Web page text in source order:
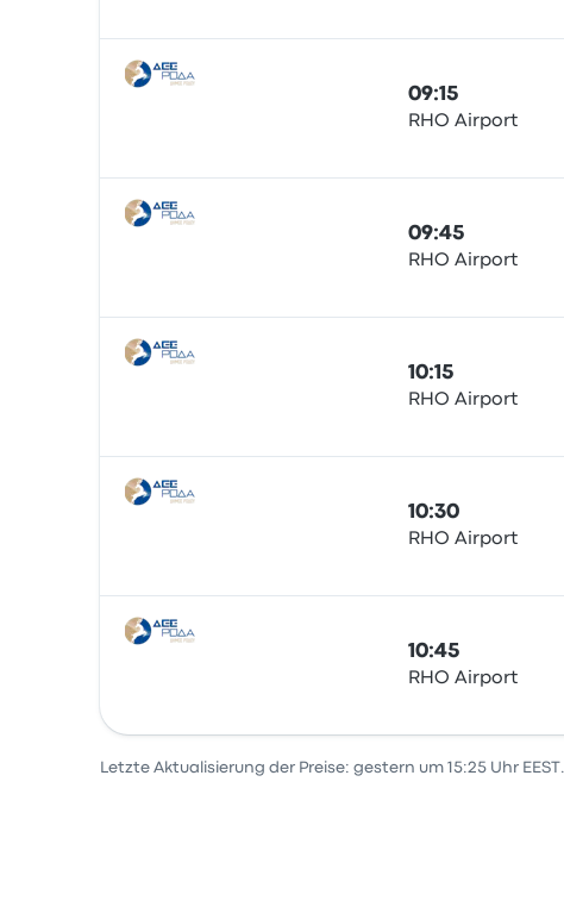
09:15
RHO Airport
09:45
RHO Airport
10:15
RHO Airport
10:30
RHO Airport
10:45
RHO Airport
Letzte Aktualisierung der Preise: gestern um 15:25 Uhr EEST.